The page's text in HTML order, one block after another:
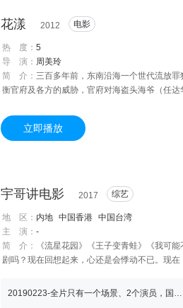
花漾 2012 电影
热 度： 5
导 演： 周美玲
简 介： 三百多年前，东南沿海一个世代流放
衡官府及各方的威胁，官府对海盗头海爷（
年的盛事。在中元祭中，以歌声抚慰死者的“
调教出性格迥异的孪生艺旦：小雪（陈妍希 饰
色与金钱的豪赌。得知丈夫背叛的甄芙蓉绝望
人的海爷，竟不幸掉进另一个陷阱…… 在这
立即播放
宇哥讲电影 2017 综艺
地 区： 内地 中国香港 中国台湾
主 演： -
简 介：
《流星花园》《王子变青蛙》《我可
剧吗？现在回想起来，心还是会悸动不已。现
20190223-全片只有一个场景、2个演员，国外多次得奖的冷门电影